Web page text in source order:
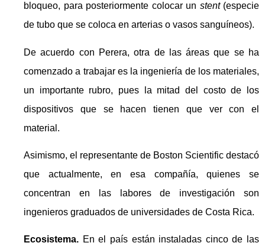
bloqueo, para posteriormente colocar un stent(especie
de tubo que se coloca en arterias o vasos sanguíneos).
De acuerdo con Perera, otra de las áreas que se ha
comenzado a trabajar es la ingeniería de los materiales,
un importante rubro, pues la mitad del costo de los
dispositivos que se hacen tienen que ver con el
material.
Asimismo, el representante de Boston Scientific destacó
que actualmente, en esa compañía, quienes se
concentran en las labores de investigación son
ingenieros graduados de universidades de Costa Rica.
Ecosistema. En el país están instaladas cinco de las